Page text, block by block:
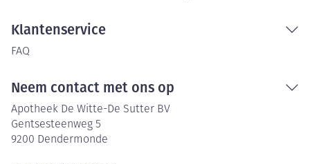
Klantenservice
FAQ
Neem contact met ons op
Apotheek De Witte-De Sutter BV
Gentsesteenweg 5
9200 Dendermonde